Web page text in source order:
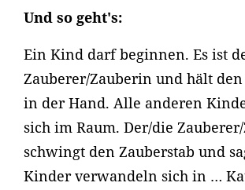
Und so geht's:
Ein Kind darf beginnen. Es ist
Zauberer/Zauberin und hält den
in der Hand. Alle anderen
sich im Raum. Der/die
schwingt den Zauberstab und
Kinder verwandeln sich in …